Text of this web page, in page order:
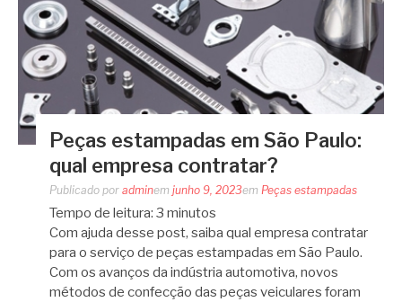
Peças estampadas em São Paulo:
qual empresa contratar?
Publicado por adminem junho 9, 2023em Peças estampadas
Tempo de leitura: 3 minutos
Com ajuda desse post, saiba qual empresa contratar
para o serviço de peças estampadas em São Paulo.
Com os avanços da indústria automotiva, novos
métodos de confecção das peças veiculares foram